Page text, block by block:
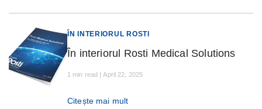
ÎN INTERIORUL ROSTI
În interiorul Rosti Medical Solutions
1 min read | April 22, 2025
Citește mai mult